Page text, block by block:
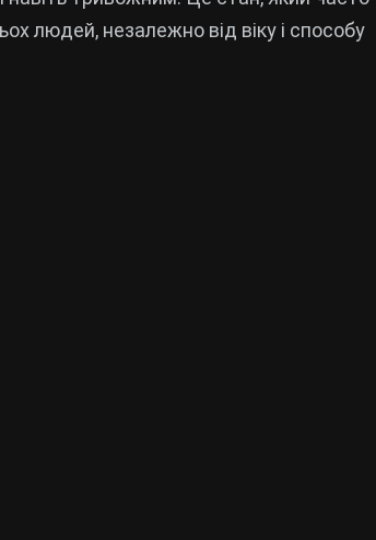
людей, незалежно від віку і способу